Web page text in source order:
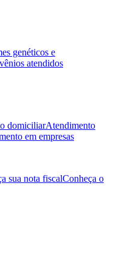
genéticos e
atendidos
domiciliarAtendimento
em empresas
sua nota fiscalConheça o